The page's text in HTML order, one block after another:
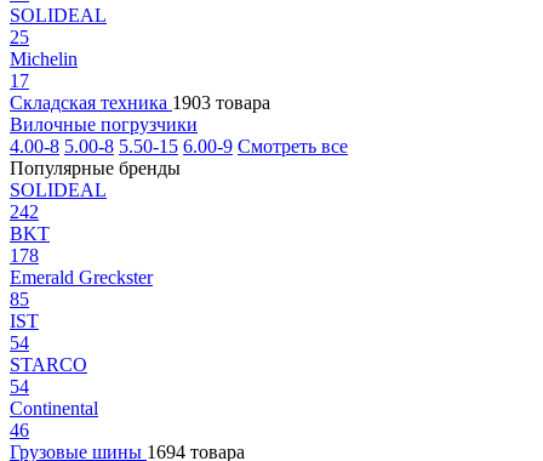
SOLIDEAL
25
Michelin
17
Складская техника 1903 товара
Вилочные погрузчики
4.00-8 5.00-8 5.50-15 6.00-9 Смотреть все
Популярные бренды
SOLIDEAL
242
BKT
178
Emerald Greckster
85
IST
54
STARCO
54
Continental
46
Грузовые шины 1694 товара